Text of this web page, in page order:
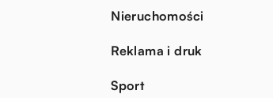
Nieruchomości
Reklama i druk
Sport